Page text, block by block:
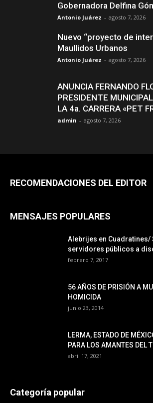
Gobernadora Delfina
Antonio Juárez - agosto 7, 2026
Nuevo “proyecto de
Maullidos Urbanos
Antonio Juárez - agosto 7, 2026
ANUNCIA FERNANDO
PRESIDENTE
LA 4a. CARRERA «PET
admin - agosto 7, 2026
RECOMENDACIONES DEL EDITOR
MENSAJES POPULARES
Alebrijes en Cuadratines/
servidores públicos a
febrero 7, 2017
56 AÑOS DE PRISIÓN A
HOMICIDA
junio 23, 2014
LERMA, ESTADO DE
PARA LOS AMANTES DEL
abril 17, 2021
Categoría popular